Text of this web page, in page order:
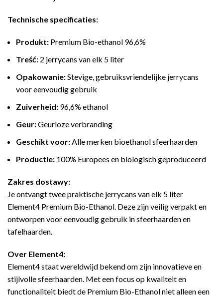
Technische specificaties:
Produkt: Premium Bio-ethanol 96,6%
Treść: 2 jerrycans van elk 5 liter
Opakowanie:Stevige, gebruiksvriendelijke jerrycans
voor eenvoudig gebruik
Zuiverheid: 96,6% ethanol
Geur:Geurloze verbranding
Geschikt voor: Alle merken bioethanol sfeerhaarden
Productie: 100% Europees en biologisch geproduceerd
Zakres dostawy:
Je ontvangt twee praktische jerrycans van elk 5 liter
Element4 Premium Bio-Ethanol. Deze zijn veilig verpakt en
ontworpen voor eenvoudig gebruik in sfeerhaarden en
tafelhaarden.
Over Element4:
Element4 staat wereldwijd bekend om zijn innovatieve en
stijlvolle sfeerhaarden. Met een focus op kwaliteit en
functionaliteit biedt de Premium Bio-Ethanol niet alleen een